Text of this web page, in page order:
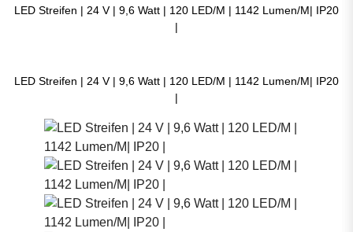
LED Streifen | 24 V | 9,6 Watt | 120 LED/M | 1142 Lumen/M| IP20
|
LED Streifen | 24 V | 9,6 Watt | 120 LED/M | 1142 Lumen/M| IP20
|